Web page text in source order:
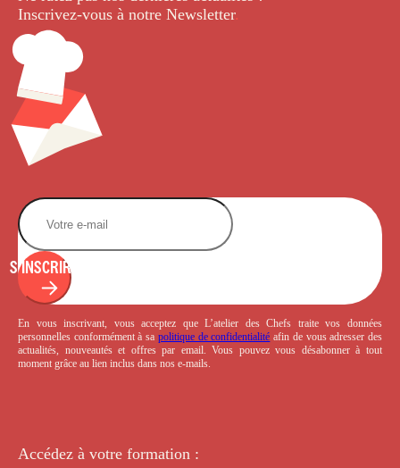
Inscrivez-vous à notre Newsletter.
S'INSCRIRE
En vous inscrivant, vous acceptez que L’atelier des Chefs traite vos données
personnelles conformément à sa politique de confidentialité afin de vous adresser des
actualités, nouveautés et offres par email. Vous pouvez vous désabonner à tout
moment grâce au lien inclus dans nos e-mails.
Accédez à votre formation :